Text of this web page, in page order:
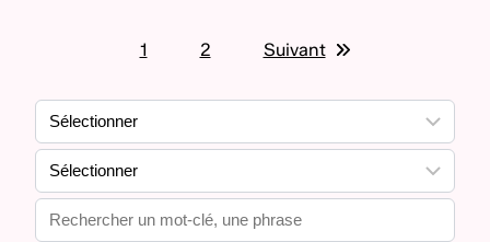
1 2 Suivant
Date
Rubrique
Sujet